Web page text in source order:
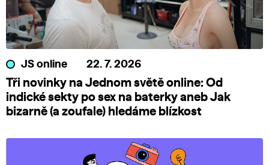
JS online 22. 7. 2026
Tři novinky na Jednom světě online: Od
indické sekty po sex na baterky aneb Jak
bizarně (a zoufale) hledáme blízkost